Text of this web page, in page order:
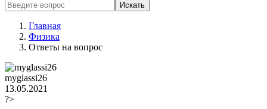
Искать
Главная
Физика
Ответы на вопрос
myglassi26
13.05.2021
?>